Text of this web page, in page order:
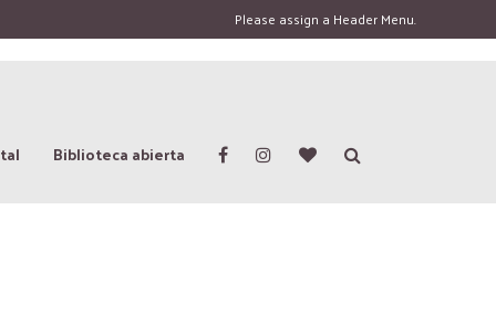
Please assign a Header Menu.
Biblioteca abierta